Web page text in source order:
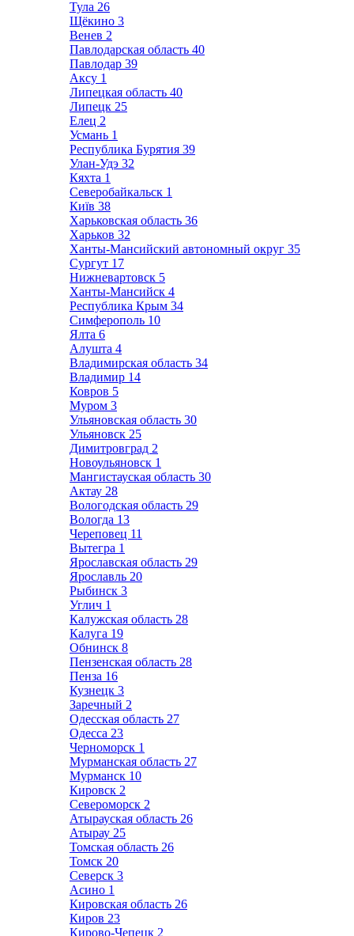
Тула 26
Щёкино 3
Венев 2
Павлодарская область 40
Павлодар 39
Аксу 1
Липецкая область 40
Липецк 25
Елец 2
Усмань 1
Республика Бурятия 39
Улан-Удэ 32
Кяхта 1
Северобайкальск 1
Київ 38
Харьковская область 36
Харьков 32
Ханты-Мансийский автономный округ 35
Сургут 17
Нижневартовск 5
Ханты-Мансийск 4
Республика Крым 34
Симферополь 10
Ялта 6
Алушта 4
Владимирская область 34
Владимир 14
Ковров 5
Муром 3
Ульяновская область 30
Ульяновск 25
Димитровград 2
Новоульяновск 1
Мангистауская область 30
Актау 28
Вологодская область 29
Вологда 13
Череповец 11
Вытегра 1
Ярославская область 29
Ярославль 20
Рыбинск 3
Углич 1
Калужская область 28
Калуга 19
Обнинск 8
Пензенская область 28
Пенза 16
Кузнецк 3
Заречный 2
Одесская область 27
Одесса 23
Черноморск 1
Мурманская область 27
Мурманск 10
Кировск 2
Североморск 2
Атырауская область 26
Атырау 25
Томская область 26
Томск 20
Северск 3
Асино 1
Кировская область 26
Киров 23
Кирово-Чепецк 2